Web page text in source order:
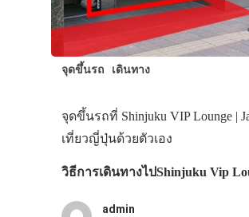
จุดขึ้นรถ เดินทาง
จุดขึ้นรถที่ Shinjuku VIP Lounge |
เที่ยวญี่ปุ่นด้วยตัวเอง
วิธีการเดินทางไปShinjuku Vip
admin